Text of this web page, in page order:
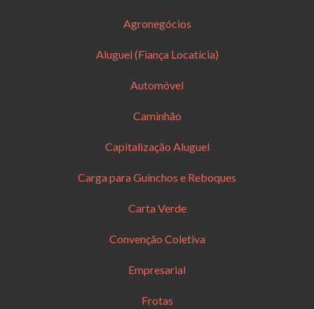
Agronegócios
Aluguel (Fiança Locatícia)
Automóvel
Caminhão
Capitalização Aluguel
Carga para Guinchos e Reboques
Carta Verde
Convenção Coletiva
Empresarial
Frotas